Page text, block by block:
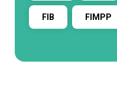
FIB FIMPP